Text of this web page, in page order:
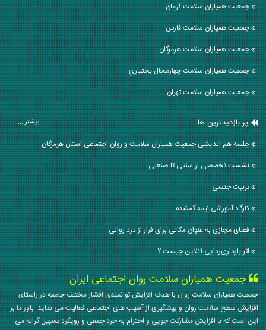
جمعیت همیاران سلامت كرمان
جمعیت همیاران سلامت فارس
جمعیت همیاران سلامت هرمزگان
جمعیت همیاران سلامت چهارمحال بختياري
جمعیت همیاران سلامت تهران
پر بازدیدترین ها بیشتر ...
جلسه هم اندیشی جمعیت همیاران سلامت و روان اجتماعی استان هرمزگان
نشست تخصصی از سنتی تا صنعنی
تربیت جنسی
کارگاه آموزشی نیمه گمشده
فضای مجازی به عنوان مکانی برای فرار از درد روانی
اثر بازداری‌زدایی آنلاین چیست ؟
جمعیت همیاران سلامت روان اجتماعی ایران
جمعیت همیاران سلامت روان با هدف افزایش توانمندی اقشار مختلف جامعه در راستای
افزایش سطح سلامت روان و پیشگیری از آسیب های اجتماعی فعالیت می نماید. باور ما بر
این است که با افزایش مشارکت جویی و احترام به خرد جمعی و رویکرد تسهیل گرانه می